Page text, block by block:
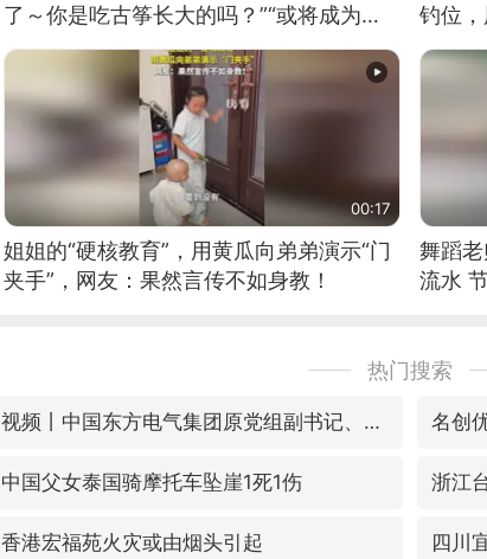
了～你是吃古筝长大的吗？”“或将成为首
位考级不带古筝的选手。”（来源：新华每
钓位
00:17
姐姐的“硬核教育”，用黄瓜向弟弟演示“门
夹手”，网友：果然言传不如身教！
舞蹈
流水
热门搜索
视频丨中国东方电气集团原党组副书记、董事宋致远被查 名创
中国父女泰国骑摩托车坠崖1死1伤 浙江
香港宏福苑火灾或由烟头引起 四川